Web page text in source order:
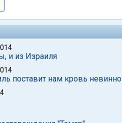
и из Израиля
поставит нам кровь